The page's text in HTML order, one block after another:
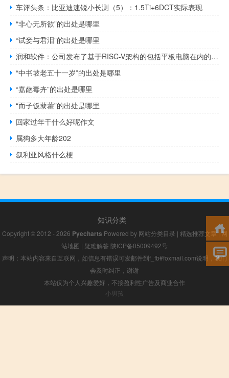
车评头条：比亚迪速锐小长测（5）：1.5Ti+6DCT实际表现
“非心无所欲”的出处是哪里
“试妾与君泪”的出处是哪里
润和软件：公司发布了基于RISC-V架构的包括平板电脑在内的多款OpenHarmony终端新品
“中书坡老五十一岁”的出处是哪里
“嘉葩毒卉”的出处是哪里
“而子饭藜藿”的出处是哪里
回家过年干什么好呢作文
属狗多大年龄202
叙利亚风格什么梗
知识分类
Copyright © 2012 - 2026 Pyecharts Powered by 网站分类目录 | 精选推荐文章|网
站地图 | 疑难解答 陕ICP备05009492号
声明：本站内容来自互联网，如信息有错误可发邮件到f_fb#foxmail.com说明，我们
会及时纠正，谢谢
本站仅为个人兴趣爱好，不接盈利性广告及商业合作
小男孩